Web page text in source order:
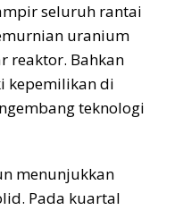
seluruh rantai
uranium
reaktor. Bahkan
kepemilikan di
teknologi
menunjukkan
Pada kuartal